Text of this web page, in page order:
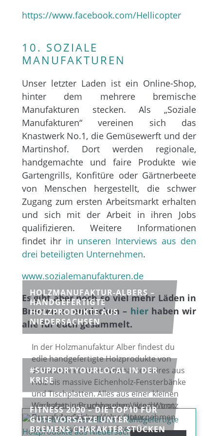
https://www.facebook.com/Hellicopter
10. SOZIALE
MANUFAKTUREN
Unser letzter Laden ist ein Online-Shop,
hinter dem mehrere bremische
Manufakturen stecken. Als „Soziale
Manufakturen“ vereinen sich das
Knastwerk No.1, die Gemüsewerft und der
Martinshof. Dort werden regionale,
handgemachte und faire Produkte wie
Gartengrills, Konfitüre oder Gärtnerbeete
von Menschen hergestellt, die schwer
Zugang zum ersten Arbeitsmarkt erhalten
und sich mit der Arbeit in ihren Jobs
qualifizieren. Weitere Informationen
findet ihr in unseren Interviews aus den
drei beteiligten Unternehmen.
www.sozialemanufakturen.de
Es gibt aber noch so viel mehr Läden in
Bremen zu entdecken – hierhaben wir
alle für euch gesammelt.
HOLZMANUFAKTUR-ALBERS –
HANDGEFERTIGTE
HOLZPRODUKTE AUS
NIEDERSACHSEN
In der Holzmanufaktur Alber findest du
edle handgefertigte Holzprodukte von
Schneidebrett über Wohnaccessoires aus
Holz bis massive Eichenholz-Fensterbänke
und Tischplatten. Alles aus einer kleinen
Werkstatt in Bruchhausen-Vilsen.Wenn
Du auf der Suche nach echten...
#SUPPORTYOURLOCAL IN DER
KRISE
Wir haben uns umgesehen, wie ihr trotz
Corona-Lockdown kleine Unternehmen
und Kreativbetriebe in Bremen
FITNESS 2020 – DIE TOP10 FÜR
GUTE VORSÄTZE UNTER
BREMENS CHARAKTER.STÜCKEN